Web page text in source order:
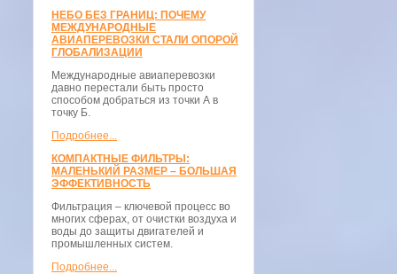
НЕБО БЕЗ ГРАНИЦ: ПОЧЕМУ
МЕЖДУНАРОДНЫЕ
АВИАПЕРЕВОЗКИ СТАЛИ ОПОРОЙ
ГЛОБАЛИЗАЦИИ
Международные авиаперевозки
давно перестали быть просто
способом добраться из точки А в
точку Б.
Подробнее...
КОМПАКТНЫЕ ФИЛЬТРЫ:
МАЛЕНЬКИЙ РАЗМЕР – БОЛЬШАЯ
ЭФФЕКТИВНОСТЬ
Фильтрация – ключевой процесс во
многих сферах, от очистки воздуха и
воды до защиты двигателей и
промышленных систем.
Подробнее...